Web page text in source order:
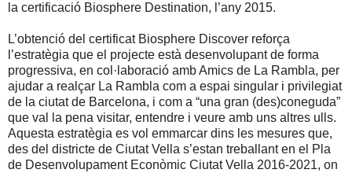
la certificació Biosphere Destination, l’any 2015.
L’obtenció del certificat Biosphere Discover reforça
l’estratègia que el projecte està desenvolupant de forma
progressiva, en col·laboració amb Amics de La Rambla, per
ajudar a realçar La Rambla com a espai singular i privilegiat
de la ciutat de Barcelona, i com a “una gran (des)coneguda”
que val la pena visitar, entendre i veure amb uns altres ulls.
Aquesta estratègia es vol emmarcar dins les mesures que,
des del districte de Ciutat Vella s’estan treballant en el Pla
de Desenvolupament Econòmic Ciutat Vella 2016-2021, on